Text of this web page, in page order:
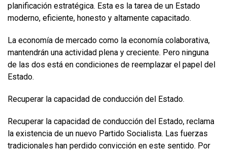
planificación estratégica. Esta es la tarea de un Estado
moderno, eficiente, honesto y altamente capacitado.
La economía de mercado como la economía colaborativa,
mantendrán una actividad plena y creciente. Pero ninguna
de las dos está en condiciones de reemplazar el papel del
Estado.
Recuperar la capacidad de conducción del Estado.
Recuperar la capacidad de conducción del Estado, reclama
la existencia de un nuevo Partido Socialista. Las fuerzas
tradicionales han perdido convicción en este sentido. Por